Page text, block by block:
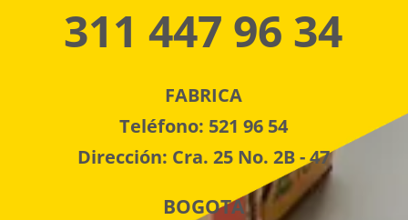
311 447 96 34
FABRICA
Teléfono: 521 96 54
Dirección: Cra. 25 No. 2B - 47
BOGOTA